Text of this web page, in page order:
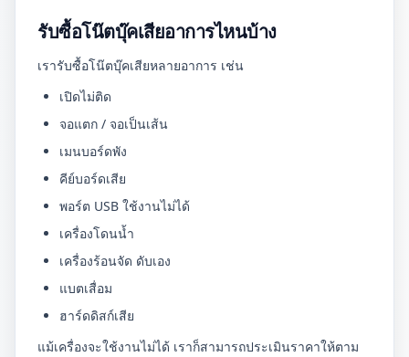
รับซื้อโน๊ตบุ๊คเสียอาการไหนบ้าง
เรารับซื้อโน๊ตบุ๊คเสียหลายอาการ เช่น
เปิดไม่ติด
จอแตก / จอเป็นเส้น
เมนบอร์ดพัง
คีย์บอร์ดเสีย
พอร์ต USB ใช้งานไม่ได้
เครื่องโดนน้ำ
เครื่องร้อนจัด ดับเอง
แบตเสื่อม
ฮาร์ดดิสก์เสีย
แม้เครื่องจะใช้งานไม่ได้ เราก็สามารถประเมินราคาให้ตาม